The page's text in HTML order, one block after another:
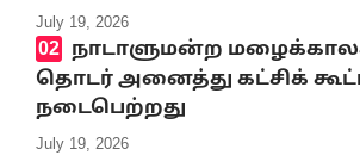
July 19, 2026
நாடாளுமன்ற
தொடர் அனைத்து கட்சிக்
நடைபெற்றது
July 19, 2026